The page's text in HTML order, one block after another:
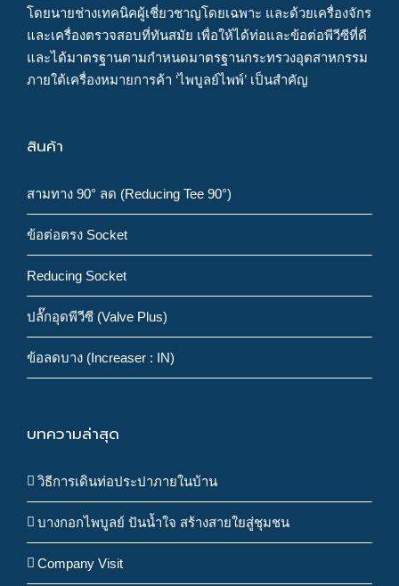
โดยนายช่างเทคนิคผู้เชี่ยวชาญโดยเฉพาะ และด้วยเครื่องจักร
และเครื่องตรวจสอบที่ทันสมัย เพื่อให้ได้ท่อและข้อต่อพีวีซีที่ดี
และได้มาตรฐานตามกำหนดมาตรฐานกระทรวงอุตสาหกรรม
ภายใต้เครื่องหมายการค้า ‘ไพบูลย์ไพพ์’ เป็นสำคัญ
สินค้า
สามทาง 90° ลด (Reducing Tee 90°)
ข้อต่อตรง Socket
Reducing Socket
ปลั๊กอุดพีวีซี (Valve Plus)
ข้อลดบาง (Increaser : IN)
บทความล่าสุด
วิธีการเดินท่อประปาภายในบ้าน
บางกอกไพบูลย์ ปันน้ำใจ สร้างสายใยสู่ชุมชน
Company Visit